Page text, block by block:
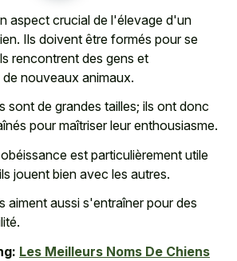
aspect crucial de l'élevage d'un
Ils doivent être formés pour se
rencontrent des gens et
nouveaux animaux.
sont de grandes tailles; ils ont donc
pour maîtriser leur enthousiasme.
est particulièrement utile
jouent bien avec les autres.
aiment aussi s'entraîner pour des
Les Meilleurs Noms De Chiens